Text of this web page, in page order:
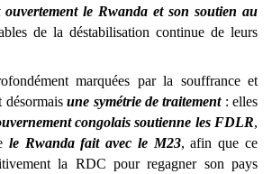
ouvertement le Rwanda et son soutien au
de la déstabilisation continue de leurs
marquées par la souffrance et
désormaisune symétrie de traitement: elles
congolais soutienne les FDLR,
le Rwanda fait avec le M23, afin que ce
la RDC pour regagner son pays